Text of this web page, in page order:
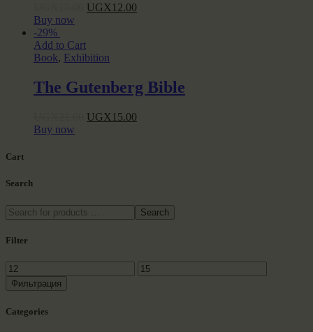
Original
UGX 12.00
Buy now
-29%
Add to Cart
Book, Exhibition
The Gutenberg Bible
Original
UGX 15.00
Buy now
Cart
Search
Search
Filter
Минимальная
цена
Максимальная
цена
Фильтрация
Сategories